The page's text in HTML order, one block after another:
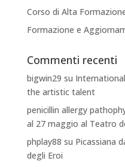
Corso di Alta
Formazione e
Commenti recenti
bigwin29 su
the artistic talent
penicillin allergy
al 27 maggio al Teatro
phplay88 su Picassiana
degli Eroi